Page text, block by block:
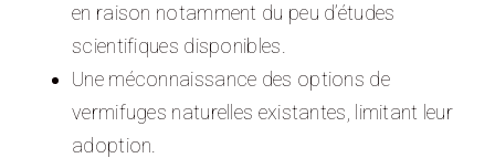
en raison notamment du peu d’études
scientifiques disponibles.
Une méconnaissance des options de
vermifuges naturelles existantes, limitant leur
adoption.